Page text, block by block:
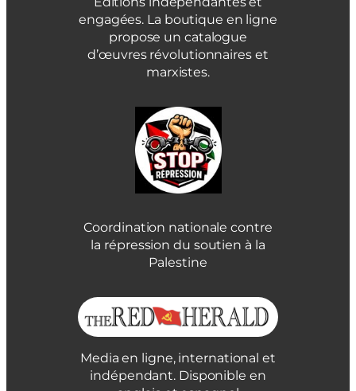
engagées. La boutique en ligne
propose un catalogue
d’œuvres révolutionnaires et
marxistes.
Coordination nationale contre
la répression du soutien à la
Palestine
Media en ligne, international et
indépendant. Disponible en